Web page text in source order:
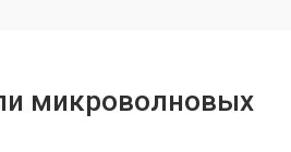
микроволновых